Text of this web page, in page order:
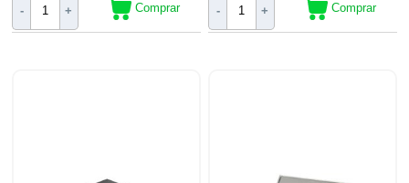
- + Comprar - + Comprar